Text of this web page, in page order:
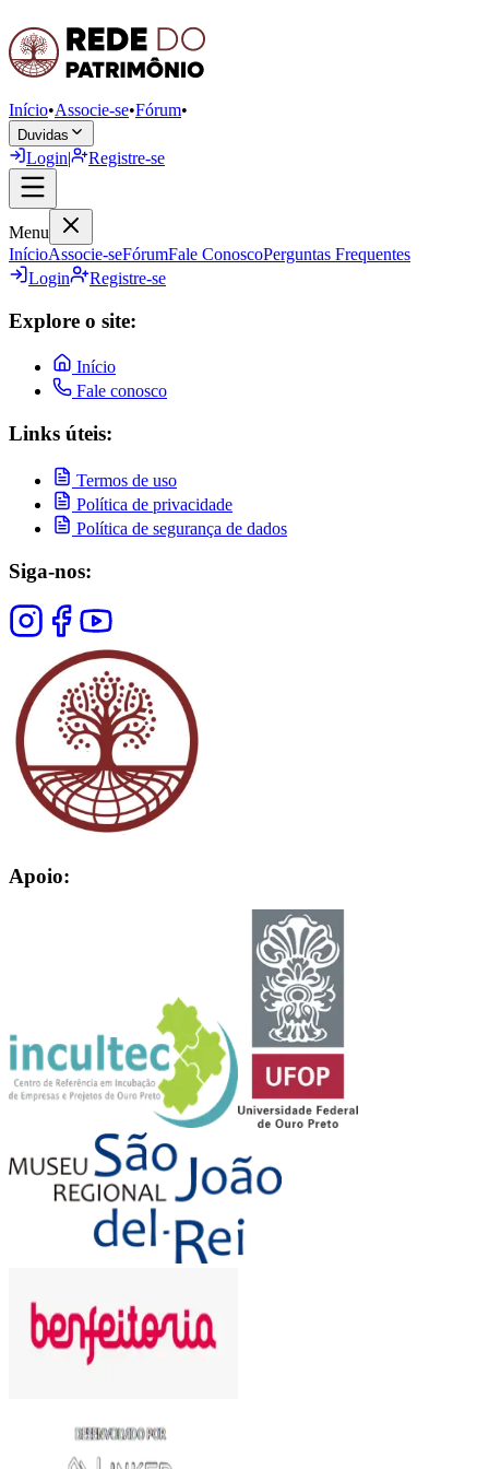
Início•Associe-se•Fórum•
Duvidas
Login| Registre-se
Menu
InícioAssocie-seFórumFale ConoscoPerguntas Frequentes
Login
Registre-se
Explore o site:
Início
Fale conosco
Links úteis:
Termos de uso
Política de privacidade
Política de segurança de dados
Siga-nos:
Apoio: